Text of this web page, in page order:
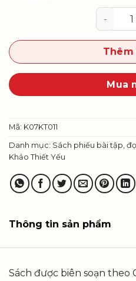
Để
Mua
Mã: K07KT011
Danh mục: Sách phiếu bài tập,
Khảo Thiết Yếu
Thông tin sản phẩm
Sách được biên soạn